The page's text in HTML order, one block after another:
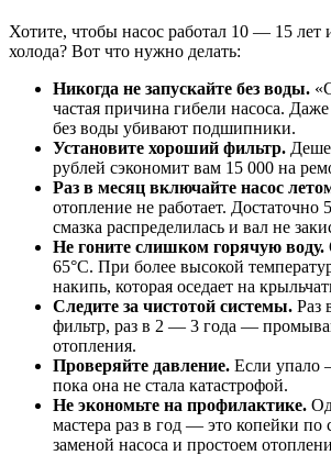
Хотите, чтобы насос работал 10 — 15 лет
холода? Вот что нужно делать:
Никогда не запускайте без воды.
частая причина гибели насоса.
без воды убивают подшипники.
Установите хороший фильтр.
рублей сэкономит вам 15 000 на
Раз в месяц включайте насос
отопление не работает. Достаточно
смазка распределилась и вал не
Не гоните слишком горячую воду.
65°C. При более высокой
накипь, которая оседает на
Следите за чистотой системы. Раз
фильтр, раз в 2 — 3 года —
отопления.
Проверяйте давление. Если упало
пока она не стала катастрофой.
Не экономьте на профилактике.
мастера раз в год — это копейки по
заменой насоса и простоем